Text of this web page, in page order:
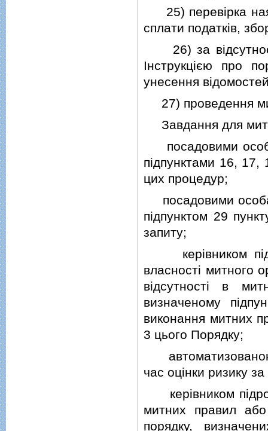
25) перевiрка
сплати податкiв,
26) за
Iнструкцiєю про
унесення
27) проведення
Завдання для
посадовими
пiдпунктами 16, 17,
цих процедур;
посадовими
пiдпунктом 29
запиту;
керiвником
власностi митного
вiдсутностi в
визначеному
виконання митних
3 цього Порядку;
час оцiнки ризику
керiвником
митних правил
порядку,